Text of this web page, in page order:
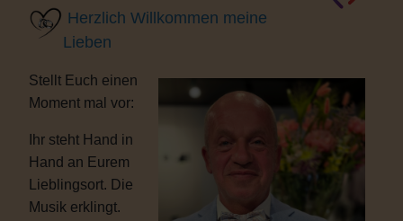
Herzlich Willkommen meine
Lieben
Stellt Euch einen
Moment mal vor:
Ihr steht Hand in
Hand an Eurem
Lieblingsort. Die
Musik erklingt.